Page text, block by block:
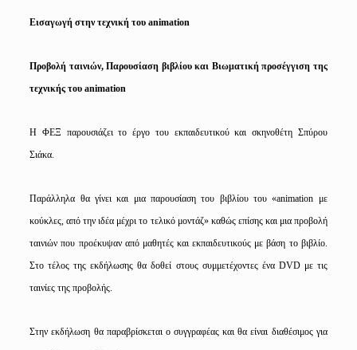
Εισαγωγή στην τεχνική του animation
Προβολή ταινιών, Παρουσίαση βιβλίου και Βιωματική προσέγγιση της
τεχνικής του animation
Η ΦΕΞ παρουσιάζει το έργο του εκπαιδευτικού και σκηνοθέτη Σπύρου
Σιάκα.
Παράλληλα θα γίνει και μια παρουσίαση του βιβλίου του «animation με
κούκλες, από την ιδέα μέχρι το τελικό μοντάζ» καθώς επίσης και μια προβολή
ταινιών που προέκυψαν από μαθητές και εκπαιδευτικούς με βάση το βιβλίο.
Στο τέλος της εκδήλωσης θα δοθεί στους συμμετέχοντες ένα DVD με τις
ταινίες της προβολής.
Στην εκδήλωση θα παραβρίσκεται ο συγγραφέας και θα είναι διαθέσιμος για